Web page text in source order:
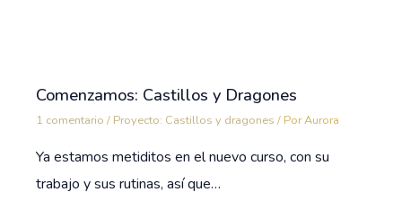
Comenzamos: Castillos y Dragones
1 comentario / Proyecto: Castillos y dragones / PorAurora
Ya estamos metiditos en el nuevo curso, con su
trabajo y sus rutinas, así que…